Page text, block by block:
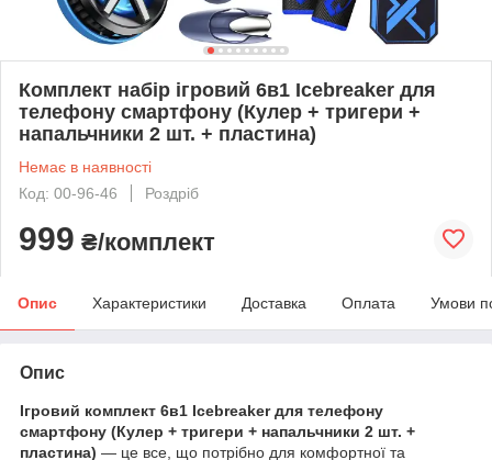
Комплект набір ігровий 6в1 Icebreaker для
телефону смартфону (Кулер + тригери +
напальчники 2 шт. + пластина)
Немає в наявності
Код: 00-96-46
Роздріб
999 ₴/комплект
Опис Характеристики Доставка Оплата Умови
Опис
Ігровий комплект 6в1 Icebreaker для телефону
смартфону (Кулер + тригери + напальчники 2 шт. +
пластина) — це все, що потрібно для комфортної та